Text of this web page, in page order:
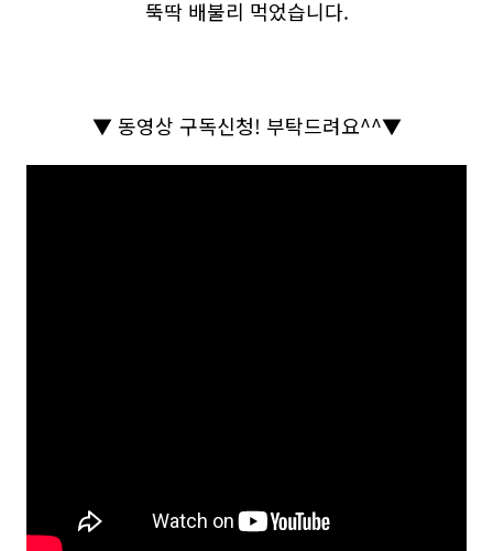
뚝딱 배불리 먹었습니다.
▼ 동영상 구독신청! 부탁드려요^^▼